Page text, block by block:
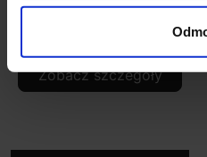
Zobacz szczegóły